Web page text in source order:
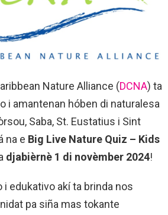
Nature Alliance (DCNA) ta
i amantenan hóben di naturalesa
Saba, St. Eustatius i Sint
na e Big Live Nature Quiz – Kids
djabièrnè 1 di novèmber 2024!
i edukativo akí ta brinda nos
pa siña mas tokante